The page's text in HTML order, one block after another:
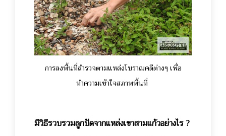
การลงพื้นที่สำรวจตามแหล่งโบราณคดีต่างๆ เพื่อ
ทำความเข้าใจสภาพพื้นที่
มีวิธีรวบรวมลูกปัดจากแหล่งเขาสามแก้วอย่างไร ?